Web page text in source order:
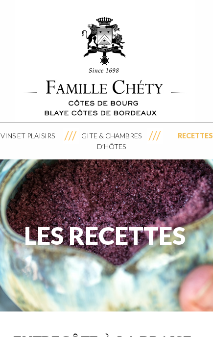
VINS ET PLAISIRS
GITE & CHAMBRES
D’HÔTES
RECETTES
LES RECETTES